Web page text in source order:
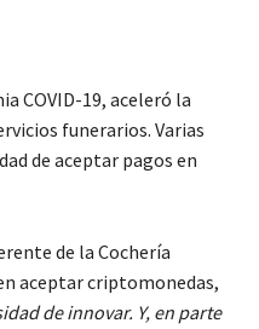
COVID-19, aceleró la
funerarios. Varias
de aceptar pagos en
de la Cochería
aceptar criptomonedas,
de innovar. Y, en parte